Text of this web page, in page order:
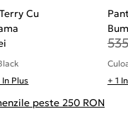
Cu
Plus
+ 1
peste 250 RON